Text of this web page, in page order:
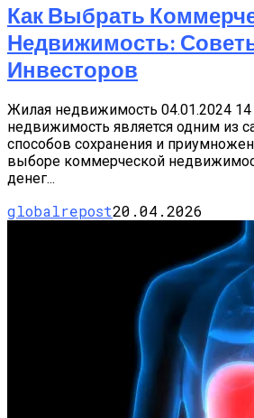
Как Выбрать
Недвижимость:
Инвесторов
Жилая недвижимость 04.01.2024
недвижимость является одним из
способов сохранения и
выборе коммерческой
денег...
globalrepost20.04.2026